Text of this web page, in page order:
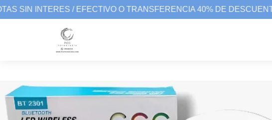
SIN INTERES / EFECTIVO O TRANSFERENCIA 40% DE DESCUENTO